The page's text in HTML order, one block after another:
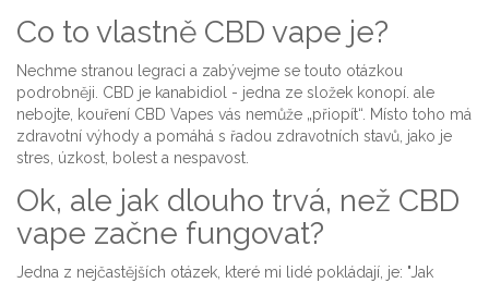
Co to vlastně CBD vape je?
Nechme stranou legraci a zabývejme se touto otázkou
podrobněji. CBD je kanabidiol - jedna ze složek konopí. ale
nebojte, kouření CBD Vapes vás nemůže „přiopít“. Místo toho má
zdravotní výhody a pomáhá s řadou zdravotních stavů, jako je
stres, úzkost, bolest a nespavost.
Ok, ale jak dlouho trvá, než CBD
vape začne fungovat?
Jedna z nejčastějších otázek, které mi lidé pokládají, je: "Jak